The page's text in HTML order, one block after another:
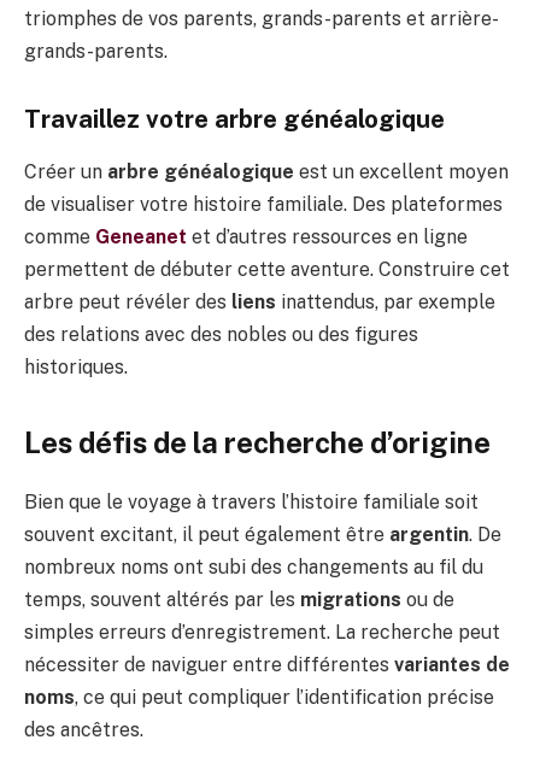
triomphes de vos parents, grands-parents et arrière-
grands-parents.
Travaillez votre arbre généalogique
Créer un arbre généalogique est un excellent moyen
de visualiser votre histoire familiale. Des plateformes
comme Geneanet et d’autres ressources en ligne
permettent de débuter cette aventure. Construire cet
arbre peut révéler des liens inattendus, par exemple
des relations avec des nobles ou des figures
historiques.
Les défis de la recherche d’origine
Bien que le voyage à travers l’histoire familiale soit
souvent excitant, il peut également être argentin. De
nombreux noms ont subi des changements au fil du
temps, souvent altérés par les migrations ou de
simples erreurs d’enregistrement. La recherche peut
nécessiter de naviguer entre différentes variantes de
noms, ce qui peut compliquer l’identification précise
des ancêtres.